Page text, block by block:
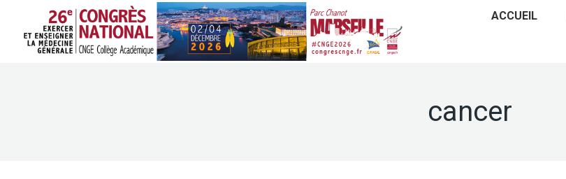
ACCUEIL
cancer